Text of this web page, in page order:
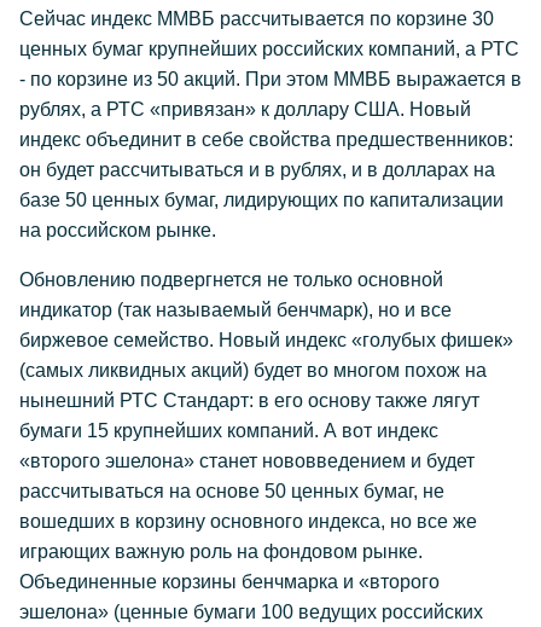
Сейчас индекс ММВБ рассчитывается по корзине 30
ценных бумаг крупнейших российских компаний, а РТС
- по корзине из 50 акций. При этом ММВБ выражается в
рублях, а РТС «привязан» к доллару США. Новый
индекс объединит в себе свойства предшественников:
он будет рассчитываться и в рублях, и в долларах на
базе 50 ценных бумаг, лидирующих по капитализации
на российском рынке.
Обновлению подвергнется не только основной
индикатор (так называемый бенчмарк), но и все
биржевое семейство. Новый индекс «голубых фишек»
(самых ликвидных акций) будет во многом похож на
нынешний РТС Стандарт: в его основу также лягут
бумаги 15 крупнейших компаний. А вот индекс
«второго эшелона» станет нововведением и будет
рассчитываться на основе 50 ценных бумаг, не
вошедших в корзину основного индекса, но все же
играющих важную роль на фондовом рынке.
Объединенные корзины бенчмарка и «второго
эшелона» (ценные бумаги 100 ведущих российских